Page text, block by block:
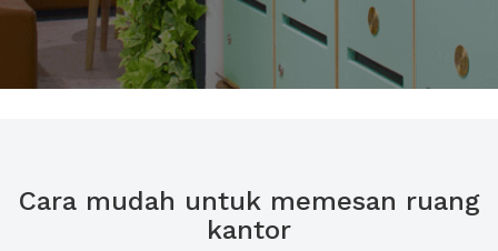
Cara mudah untuk memesan ruang
kantor